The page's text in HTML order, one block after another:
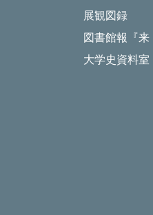
展観図録
図書館報『来
大学史資料室